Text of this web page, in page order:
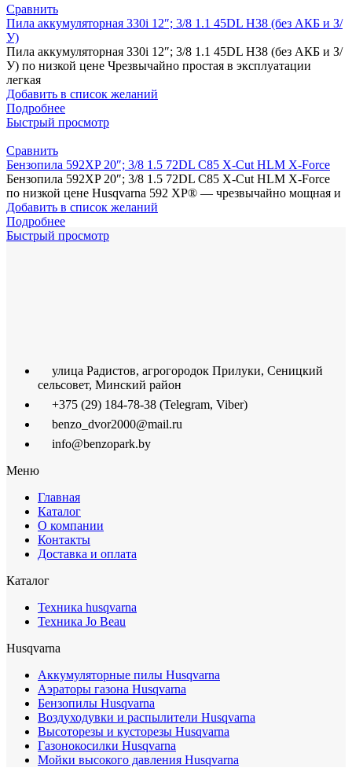
Сравнить
Пила аккумуляторная 330i 12″; 3/8 1.1 45DL H38 (без АКБ и З/
У)
Пила аккумуляторная 330i 12″; 3/8 1.1 45DL H38 (без АКБ и З/
У) по низкой цене Чрезвычайно простая в эксплуатации
легкая
Добавить в список желаний
Подробнее
Быстрый просмотр
Сравнить
Бензопила 592XP 20″; 3/8 1.5 72DL C85 X-Cut HLM X-Force
Бензопила 592XP 20″; 3/8 1.5 72DL C85 X-Cut HLM X-Force
по низкой цене Husqvarna 592 XP® — чрезвычайно мощная и
Добавить в список желаний
Подробнее
Быстрый просмотр
улица Радистов, агрогородок Прилуки, Сеницкий
сельсовет, Минский район
+375 (29) 184-78-38 (Telegram, Viber)
benzo_dvor2000@mail.ru
info@benzopark.by
Меню
Главная
Каталог
О компании
Контакты
Доставка и оплата
Каталог
Техника husqvarna
Техника Jo Beau
Husqvarna
Аккумуляторные пилы Husqvarna
Аэраторы газона Husqvarna
Бензопилы Husqvarna
Воздуходувки и распылители Husqvarna
Высоторезы и кусторезы Husqvarna
Газонокосилки Husqvarna
Мойки высокого давления Husqvarna